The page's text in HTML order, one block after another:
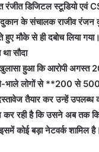
रंजीत डिजिटल स्टूडियो एवं
दुकान के संचालक राजीव रंजन
मौके से ही दबोच लिया गया।
सौदा
खुलासा हुआ कि आरोपी अगस्त
भाले लोगों से **200 से
तैयार कर उन्हें
कर रही है कि उसने अब तक
कोई बड़ा नेटवर्क शामिल